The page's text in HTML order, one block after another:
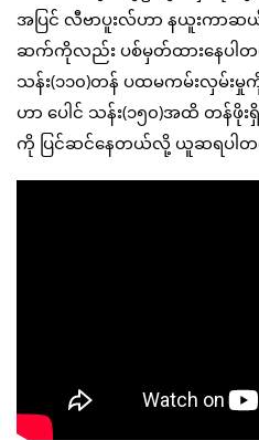
အပြင် လီဗာပူးလ်ဟာ နယူးကာ
ဆက်ကိုလည်း ပစ်မှတ်ထားနေပါ
သန်း(၁၁၀)တန် ပထမကမ်းလှမ်းမှု
ဟာ ပေါင် သန်း(၁၅၀)အထိ တန်
ကို ပြင်ဆင်နေတယ်လို့ ယူဆရပါ